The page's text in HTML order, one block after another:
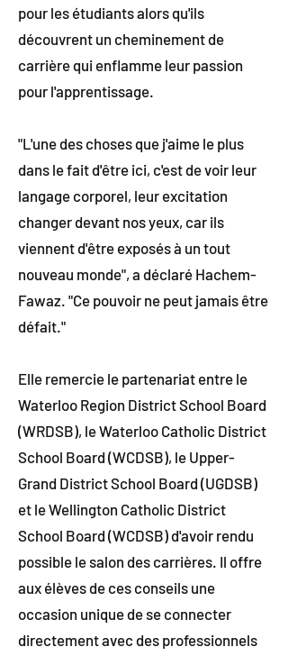
pour les étudiants alors qu'ils
découvrent un cheminement de
carrière qui enflamme leur passion
pour l'apprentissage.
"L'une des choses que j'aime le plus
dans le fait d'être ici, c'est de voir leur
langage corporel, leur excitation
changer devant nos yeux, car ils
viennent d'être exposés à un tout
nouveau monde", a déclaré Hachem-
Fawaz. "Ce pouvoir ne peut jamais être
défait."
Elle remercie le partenariat entre le
Waterloo Region District School Board
(WRDSB), le Waterloo Catholic District
School Board (WCDSB), le Upper-
Grand District School Board (UGDSB)
et le Wellington Catholic District
School Board (WCDSB) d'avoir rendu
possible le salon des carrières. Il offre
aux élèves de ces conseils une
occasion unique de se connecter
directement avec des professionnels